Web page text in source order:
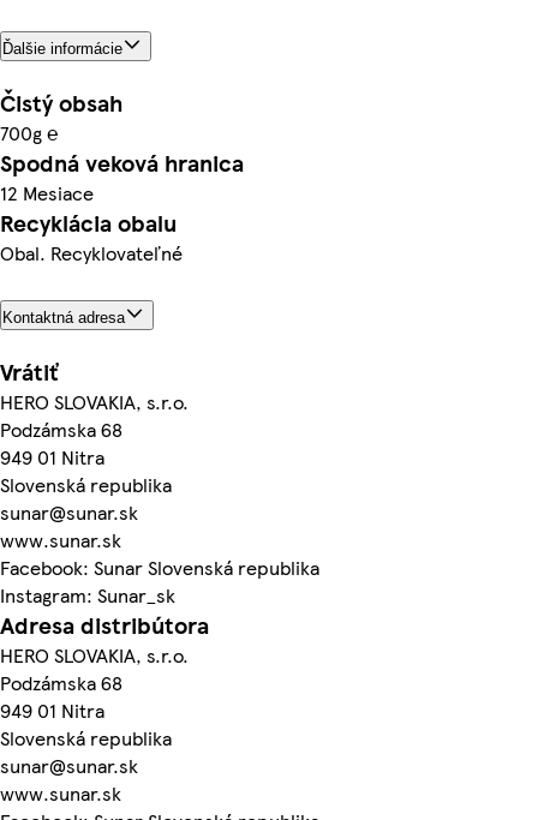
Ďalšie informácie
Čistý obsah
700g ℮
Spodná veková hranica
12 Mesiace
Recyklácia obalu
Obal. Recyklovateľné
Kontaktná adresa
Vrátiť
HERO SLOVAKIA, s.r.o.
Podzámska 68
949 01 Nitra
Slovenská republika
sunar@sunar.sk
www.sunar.sk
Facebook: Sunar Slovenská republika
Instagram: Sunar_sk
Adresa distribútora
HERO SLOVAKIA, s.r.o.
Podzámska 68
949 01 Nitra
Slovenská republika
sunar@sunar.sk
www.sunar.sk